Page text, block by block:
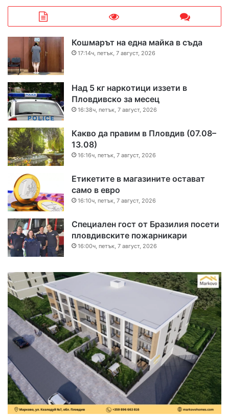
Кошмарът на една майка в съда
17:14ч, петък, 7 август, 2026
Над 5 кг наркотици иззети в
Пловдивско за месец
16:38ч, петък, 7 август, 2026
Какво да правим в Пловдив (07.08–
13.08)
16:16ч, петък, 7 август, 2026
Етикетите в магазините остават
само в евро
16:10ч, петък, 7 август, 2026
Специален гост от Бразилия посети
пловдивските пожарникари
16:00ч, петък, 7 август, 2026